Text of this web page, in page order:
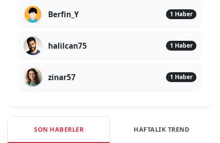
Berfin_Y 1 Haber
halilcan75 1 Haber
zinar57 1 Haber
SON HABERLER HAFTALIK TREND